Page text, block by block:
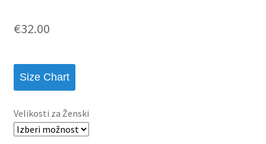
€32.00
Size Chart
Velikosti za Ženski